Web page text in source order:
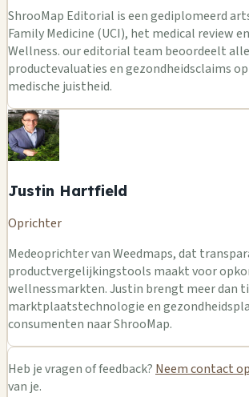
ShrooMap Editorial is een gediplomeerd
Family Medicine (UCI), het medical review
Wellness. our editorial team beoordeelt alle
productevaluaties en gezondheidsclaims
medische juistheid.
Justin Hartfield
Oprichter
Medeoprichter van Weedmaps, dat
productvergelijkingstools maakt voor
wellnessmarkten. Justin brengt meer dan
marktplaatstechnologie en
consumenten naar ShrooMap.
Heb je vragen of feedback?Neem contact
van je.